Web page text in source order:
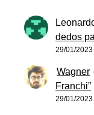
dedos
29/01/2023
Wagner
Franchi”
29/01/2023